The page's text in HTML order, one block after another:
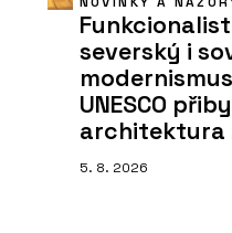
severský i
UNESCO
architektura
5. 8. 2026